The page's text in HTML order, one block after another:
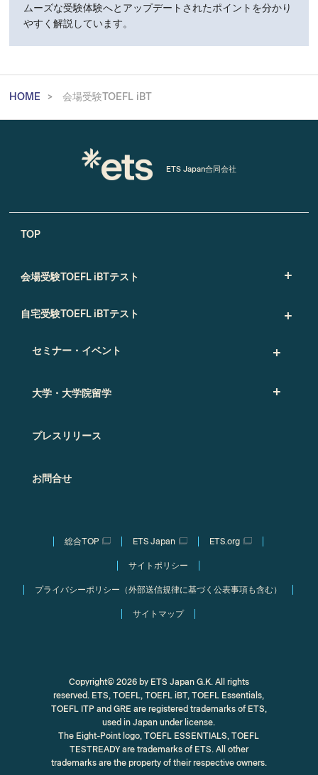
ムーズな受験体験へとアップデートされたポイントを分かり
やすく解説しています。
HOME 会場受験TOEFL iBT
ETS Japan合同会社
TOP
会場受験TOEFL iBTテスト
自宅受験TOEFL iBTテスト
セミナー・イベント
大学・大学院留学
プレスリリース
お問合せ
総合TOP ETS Japan ETS.org
サイトポリシー
プライバシーポリシー（外部送信規律に基づく公表事項も含む）
サイトマップ
Copyright© 2026 by ETS Japan G.K. All rights
reserved. ETS, TOEFL, TOEFL iBT, TOEFL Essentials,
TOEFL ITP and GRE are registered trademarks of ETS,
used in Japan under license.
The Eight-Point logo, TOEFL ESSENTIALS, TOEFL
TESTREADY are trademarks of ETS. All other
trademarks are the property of their respective owners.